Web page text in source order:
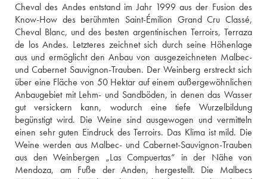
Cheval des Andes entstand im Jahr 1999 aus der Fusion des
Know-How des berühmten Saint-Émilion Grand Cru Classé,
Cheval Blanc, und des besten argentinischen Terroirs, Terraza
de los Andes. Letzteres zeichnet sich durch seine Höhenlage
aus und ermöglicht den Anbau von ausgezeichneten Malbec-
und Cabernet Sauvignon-Trauben. Der Weinberg erstreckt sich
über eine Fläche von 50 Hektar auf einem außergewöhnlichen
Anbaugebiet mit Lehm- und Sandböden, in denen das Wasser
gut versickern kann, wodurch eine tiefe Wurzelbildung
begünstigt wird. Die Weine sind ausgewogen und vermitteln
einen sehr guten Eindruck des Terroirs. Das Klima ist mild. Die
Weine werden aus Malbec- und Cabernet-Sauvignon-Trauben
aus den Weinbergen „Las Compuertas“ in der Nähe von
Mendoza, am Fuße der Anden, hergestellt. Die Malbecs